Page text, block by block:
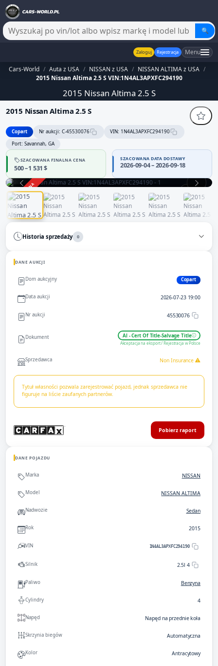
🔍
Zaloguj Rejestracja Menu
Cars-World / Auta z USA / NISSAN z USA / NISSAN ALTIMA z USA /
2015 Nissan Altima 2.5 S VIN:1N4AL3APXFC294190
2015 Nissan Altima 2.5 S
2015 Nissan Altima 2.5 S
Copart Nr aukcji: C-45530076
VIN: 1N4AL3APXFC294190
Port: Savannah, GA
SZACOWANA FINALNA CENA
500 – 1 531 $
SZACOWANA DATA DOSTAWY
2026-09-04 – 2026-09-18
ZAKOŃCZONA
Sprzedawca bez potwierdzonej wiarygodności — część danych
może być niepełna
Zachowaj ostrożność i dokładnie zweryfikuj historię pojazdu.
Historia sprzedaży 0
DANE AUKCJI
Dom aukcyjny Copart
Data aukcji 2026-07-23 19:00
Nr aukcji 45530076
Dokument Al - Cert Of Title-Salvage Title
Akceptacja na eksport / Rejestracja w Polsce
Sprzedawca Non Insurance
Tytuł własności pozwala zarejestrować pojazd, jednak sprzedawca nie
figuruje na liście zaufanych partnerów.
Pobierz raport
DANE POJAZDU
Marka NISSAN
Model NISSAN ALTIMA
Nadwozie Sedan
Rok 2015
VIN 1N4AL3APXFC294190
Silnik 2.5l 4
Paliwo Benzyna
Cylindry 4
Napęd Napęd na przednie koła
Skrzynia biegów Automatyczna
Kolor Antracytowy